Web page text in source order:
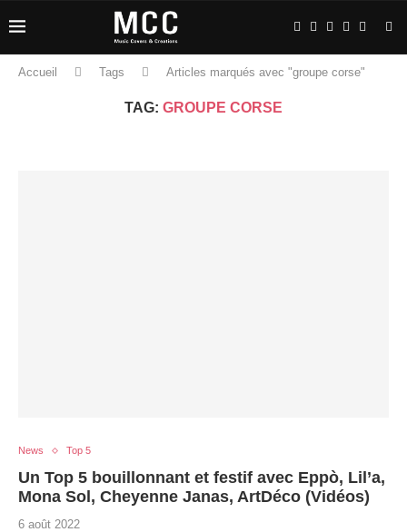
Accueil Tags Articles marqués avec "groupe corse"
TAG: GROUPE CORSE
News Top 5
Un Top 5 bouillonnant et festif avec Eppò, Lil’a,
Mona Sol, Cheyenne Janas, ArtDéco (Vidéos)
6 août 2022